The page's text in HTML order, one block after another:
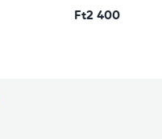
Ft2 400